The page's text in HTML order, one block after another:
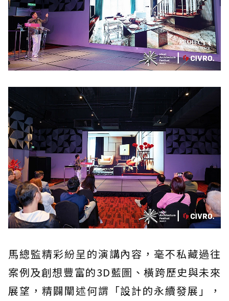
馬總監精彩紛呈的演講內容，毫不私藏過往
案例及創想豐富的3D藍圖、橫跨歷史與未來
展望，精闢闡述何謂「設計的永續發展」，